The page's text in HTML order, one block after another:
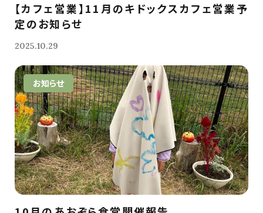
【カフェ営業】11月のキドックスカフェ営業予
定のお知らせ
2025.10.29
お知らせ